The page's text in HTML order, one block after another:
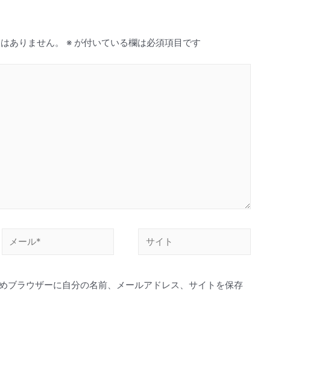
ありません。 ※ が付いている欄は必須項目です
ブラウザーに自分の名前、メールアドレス、サイトを保存